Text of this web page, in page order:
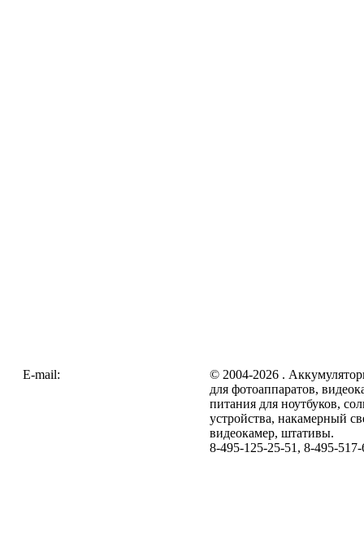
E-mail:
© 2004-2026 .
для фотоаппаратов,
питания для ноутбуков,
устройства, накамерный
видеокамер, штативы.
8-495-125-25-51, 8-495-